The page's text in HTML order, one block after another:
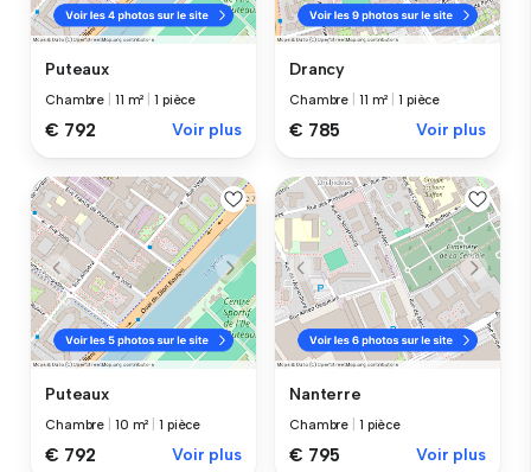
Puteaux
Chambre 11 m² |1 pièce
€ 792 Voir plus
Drancy
Chambre 11 m² |1 pièce
€ 785 Voir plus
Puteaux
Chambre 10 m² |1 pièce
€ 792 Voir plus
Nanterre
Chambre 1 pièce
€ 795 Voir plus